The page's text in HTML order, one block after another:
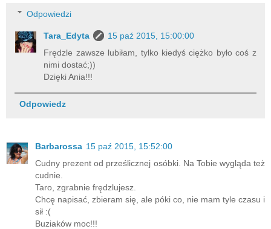
Odpowiedzi
Tara_Edyta
15 paź 2015, 15:00:00
Frędzle zawsze lubiłam, tylko kiedyś ciężko było coś z
nimi dostać;))
Dzięki Ania!!!
Odpowiedz
Barbarossa 15 paź 2015, 15:52:00
Cudny prezent od prześlicznej osóbki. Na Tobie wygląda też
cudnie.
Taro, zgrabnie frędzlujesz.
Chcę napisać, zbieram się, ale póki co, nie mam tyle czasu i
sił :(
Buziaków moc!!!